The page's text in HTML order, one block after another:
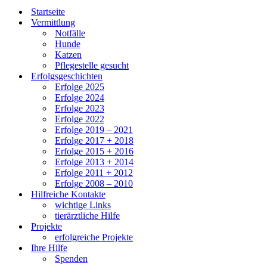
Startseite
Vermittlung
Notfälle
Hunde
Katzen
Pflegestelle gesucht
Erfolgsgeschichten
Erfolge 2025
Erfolge 2024
Erfolge 2023
Erfolge 2022
Erfolge 2019 – 2021
Erfolge 2017 + 2018
Erfolge 2015 + 2016
Erfolge 2013 + 2014
Erfolge 2011 + 2012
Erfolge 2008 – 2010
Hilfreiche Kontakte
wichtige Links
tierärztliche Hilfe
Projekte
erfolgreiche Projekte
Ihre Hilfe
Spenden